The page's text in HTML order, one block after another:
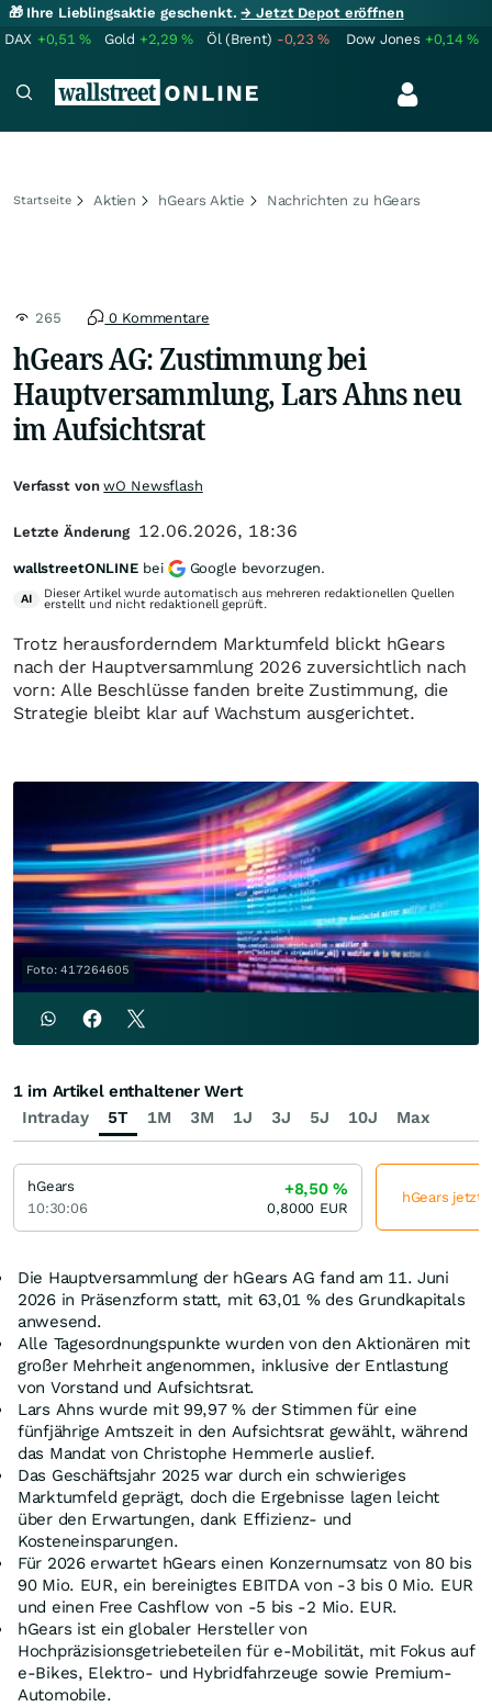
🎁 Ihre Lieblingsaktie geschenkt.→ Jetzt Depot eröffnen
DAX +0,51% Gold +2,29% Öl (Brent) -0,23% Dow Jones +0,14%
Startseite Aktien hGears Aktie Nachrichten zu hGears
265 0 Kommentare
hGears AG: Zustimmung bei
Hauptversammlung, Lars Ahns neu
im Aufsichtsrat
Trotz herausforderndem Marktumfeld blickt hGears
nach der Hauptversammlung 2026 zuversichtlich nach
vorn: Alle Beschlüsse fanden breite Zustimmung, die
Strategie bleibt klar auf Wachstum ausgerichtet.
Foto: 417264605
Die Hauptversammlung der hGears AG fand am 11. Juni
2026 in Präsenzform statt, mit 63,01 % des Grundkapitals
anwesend.
Alle Tagesordnungspunkte wurden von den Aktionären mit
großer Mehrheit angenommen, inklusive der Entlastung
von Vorstand und Aufsichtsrat.
Lars Ahns wurde mit 99,97 % der Stimmen für eine
fünfjährige Amtszeit in den Aufsichtsrat gewählt, während
das Mandat von Christophe Hemmerle auslief.
Das Geschäftsjahr 2025 war durch ein schwieriges
Marktumfeld geprägt, doch die Ergebnisse lagen leicht
über den Erwartungen, dank Effizienz- und
Kosteneinsparungen.
Für 2026 erwartet hGears einen Konzernumsatz von 80 bis
90 Mio. EUR, ein bereinigtes EBITDA von -3 bis 0 Mio. EUR
und einen Free Cashflow von -5 bis -2 Mio. EUR.
hGears ist ein globaler Hersteller von
Hochpräzisionsgetriebeteilen für e-Mobilität, mit Fokus auf
e-Bikes, Elektro- und Hybridfahrzeuge sowie Premium-
Automobile.
Verfasst vonwO Newsflash
Letzte Änderung 12.06.2026, 18:36
wallstreetONLINE bei Google bevorzugen.
AI Dieser Artikel wurde automatisch aus mehreren redaktionellen Quellen
erstellt und nicht redaktionell geprüft.
Intraday 5T 1M 3M 1J 3J 5J 10J Max
1 im Artikel enthaltener Wert
hGears
10:30:06
+8,50%
0,8000 EUR
hGears jetzt